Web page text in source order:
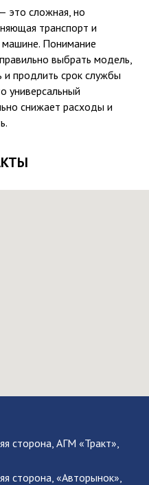
это сложная, но
транспорт и
Понимание
выбрать модель,
и продлить срок службы
универсальный
снижает расходы и
сторона, АГМ «Тракт»,
сторона, «Авторынок»,